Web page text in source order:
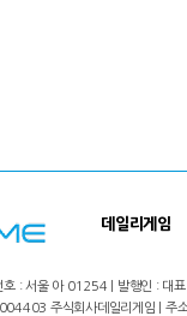
데일리게임
호 : 서울 아 01254 | 발행인 :
주식회사데일리게임 |